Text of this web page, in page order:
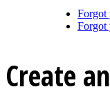
Forgot
Forgot
Create